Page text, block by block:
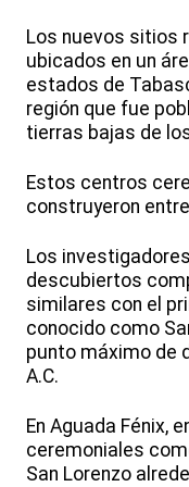
Los nuevos sitios
ubicados en un
estados de
región que fue
tierras bajas de
Estos centros
construyeron entre
Los
descubiertos
similares con el
conocido como
punto máximo de
A.C.
En Aguada Fénix,
ceremoniales
San Lorenzo